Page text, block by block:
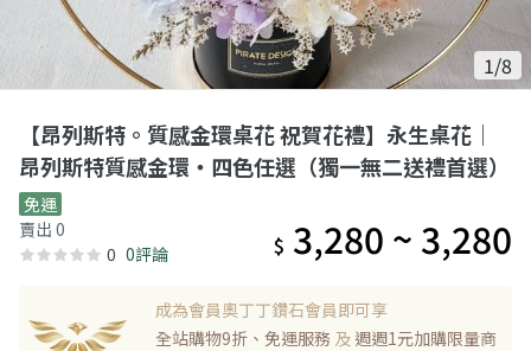
1/8
【昂列斯特。質感金環桌花 祝賀花禮】永生桌花｜
昂列斯特質感金環・四色任選（獨一無二送禮首選）
免運
賣出 0
0 0評論 $ 3,280 ~ 3,280
成為會員奧丁丁鑽石會員即可享
全站購物9折、免運服務 及 週週1元加購限量商